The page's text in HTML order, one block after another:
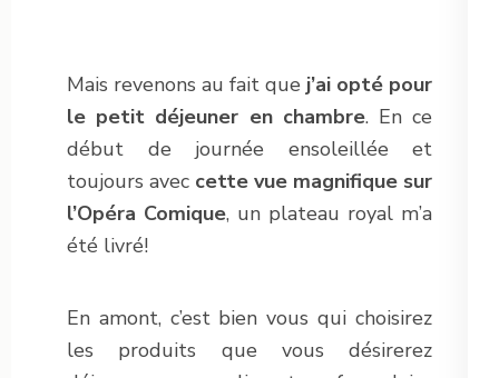
Mais revenons au fait que j’ai opté pour
le petit déjeuner en chambre. En ce
début de journée ensoleillée et
toujours avec cette vue magnifique sur
l’Opéra Comique, un plateau royal m’a
été livré!
En amont, c’est bien vous qui choisirez
les produits que vous désirerez